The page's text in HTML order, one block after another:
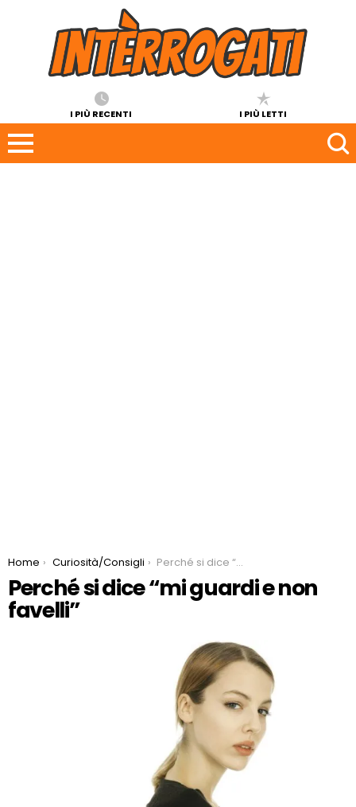
I PIÙ RECENTI I PIÙ LETTI
You are here:
Home Curiosità/Consigli Perché si dice “mi guardi e non favelli”
Perché si dice “mi guardi e non
favelli”